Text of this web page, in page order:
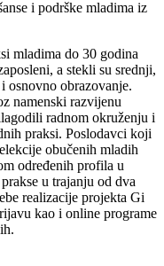
i podrške mladima iz
mladima do 30 godina
a stekli su srednji,
osnovno obrazovanje.
namenski razvijenu
radnom okruženju i
praksi. Poslodavci koji
obučenih mladih
određenih profila u
u trajanju od dva
realizacije projekta Gi
kao i online programe